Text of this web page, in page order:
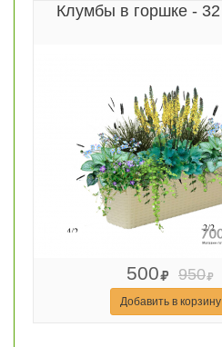
Клумбы в горшке - 32
500 950
Добавить в корзину